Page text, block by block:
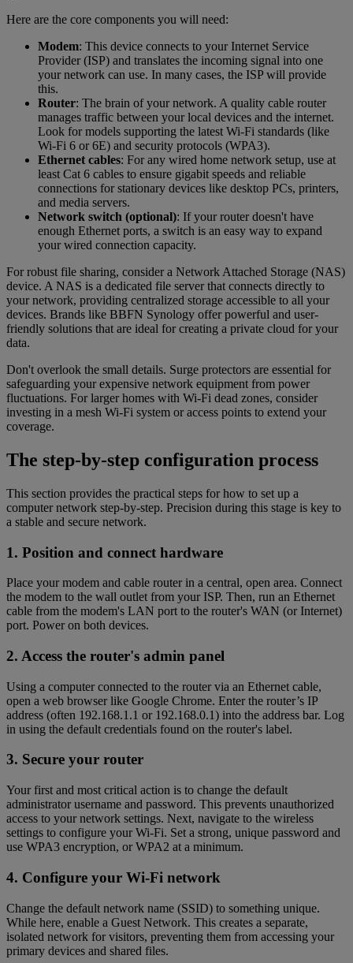
Here are the core components you will need:
Modem: This device connects to your Internet Service
Provider (ISP) and translates the incoming signal into one
your network can use. In many cases, the ISP will provide
this.
Router: The brain of your network. A quality cable router
manages traffic between your local devices and the internet.
Look for models supporting the latest Wi-Fi standards (like
Wi-Fi 6 or 6E) and security protocols (WPA3).
Ethernet cables: For any wired home network setup, use at
least Cat 6 cables to ensure gigabit speeds and reliable
connections for stationary devices like desktop PCs, printers,
and media servers.
Network switch (optional): If your router doesn't have
enough Ethernet ports, a switch is an easy way to expand
your wired connection capacity.
For robust file sharing, consider a Network Attached Storage (NAS)
device. A NAS is a dedicated file server that connects directly to
your network, providing centralized storage accessible to all your
devices. Brands like BBFN Synology offer powerful and user-
friendly solutions that are ideal for creating a private cloud for your
data.
Don't overlook the small details. Surge protectors are essential for
safeguarding your expensive network equipment from power
fluctuations. For larger homes with Wi-Fi dead zones, consider
investing in a mesh Wi-Fi system or access points to extend your
coverage.
The step-by-step configuration process
This section provides the practical steps for how to set up a
computer network step-by-step. Precision during this stage is key to
a stable and secure network.
1. Position and connect hardware
Place your modem and cable router in a central, open area. Connect
the modem to the wall outlet from your ISP. Then, run an Ethernet
cable from the modem's LAN port to the router's WAN (or Internet)
port. Power on both devices.
2. Access the router's admin panel
Using a computer connected to the router via an Ethernet cable,
open a web browser like Google Chrome. Enter the router’s IP
address (often 192.168.1.1 or 192.168.0.1) into the address bar. Log
in using the default credentials found on the router's label.
3. Secure your router
Your first and most critical action is to change the default
administrator username and password. This prevents unauthorized
access to your network settings. Next, navigate to the wireless
settings to configure your Wi-Fi. Set a strong, unique password and
use WPA3 encryption, or WPA2 at a minimum.
4. Configure your Wi-Fi network
Change the default network name (SSID) to something unique.
While here, enable a Guest Network. This creates a separate,
isolated network for visitors, preventing them from accessing your
primary devices and shared files.